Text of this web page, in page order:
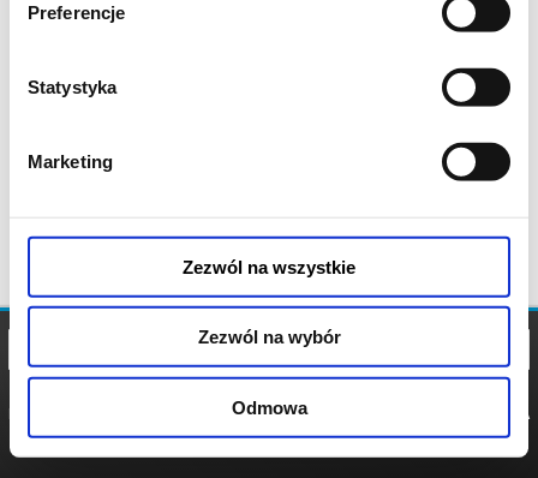
Preferencje
Statystyka
Marketing
Zezwól na wszystkie
Zezwól na wybór
Odmowa
POLITYKA
POLITYKA